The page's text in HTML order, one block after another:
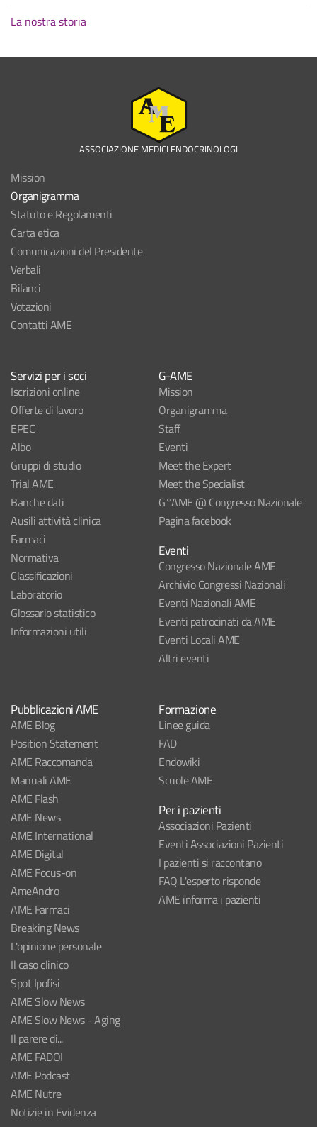
La nostra storia
ASSOCIAZIONE MEDICI ENDOCRINOLOGI
Mission
Organigramma
Statuto e Regolamenti
Carta etica
Comunicazioni del Presidente
Verbali
Bilanci
Votazioni
Contatti AME
Servizi per i soci
Iscrizioni online
Offerte di lavoro
EPEC
Albo
Gruppi di studio
Trial AME
Banche dati
Ausili attività clinica
Farmaci
Normativa
Classificazioni
Laboratorio
Glossario statistico
Informazioni utili
G-AME
Mission
Organigramma
Staff
Eventi
Meet the Expert
Meet the Specialist
G°AME @ Congresso Nazionale
Pagina facebook
Eventi
Congresso Nazionale AME
Archivio Congressi Nazionali
Eventi Nazionali AME
Eventi patrocinati da AME
Eventi Locali AME
Altri eventi
Pubblicazioni AME
AME Blog
Position Statement
AME Raccomanda
Manuali AME
AME Flash
AME News
AME International
AME Digital
AME Focus-on
AmeAndro
AME Farmaci
Breaking News
L'opinione personale
Il caso clinico
Spot Ipofisi
AME Slow News
AME Slow News - Aging
Il parere di...
AME FADOI
AME Podcast
AME Nutre
Notizie in Evidenza
Formazione
Linee guida
FAD
Endowiki
Scuole AME
Per i pazienti
Associazioni Pazienti
Eventi Associazioni Pazienti
I pazienti si raccontano
FAQ L'esperto risponde
AME informa i pazienti